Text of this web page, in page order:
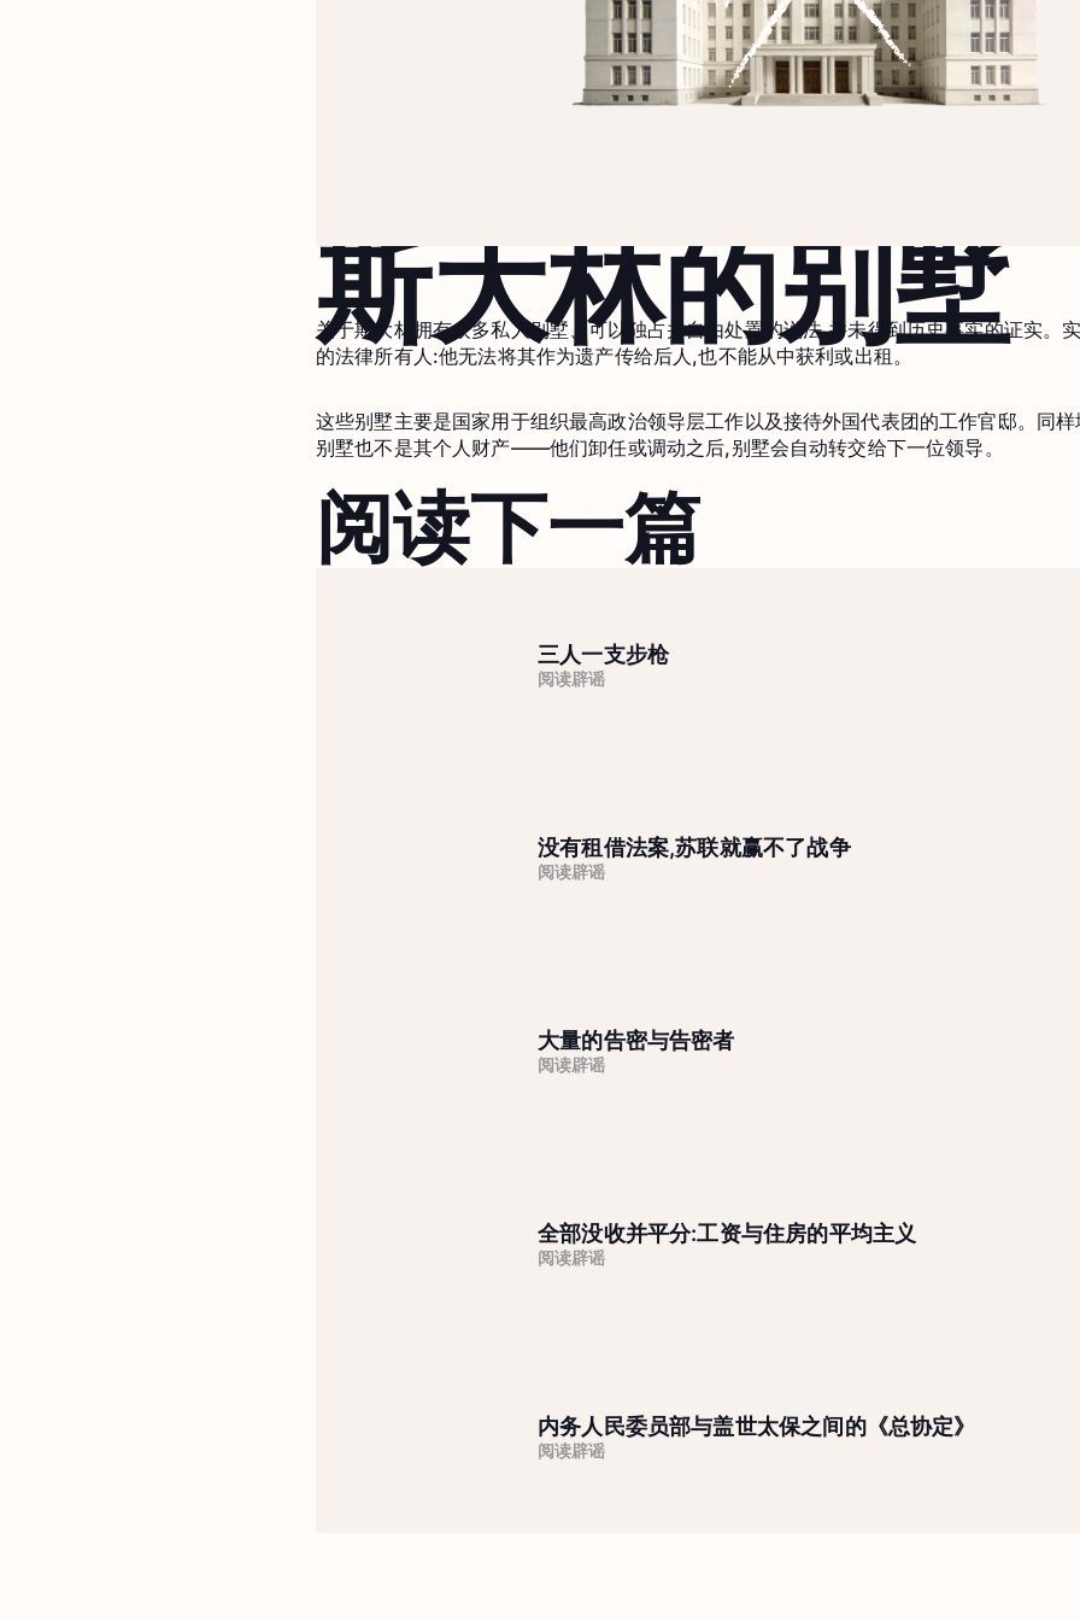
斯大林的别墅
关于斯大林拥有众多私人别墅、可以独占并自由处置的说法,并未得到历史事实的证实。
的法律所有人:他无法将其作为遗产传给后人,也不能从中获利或出租。
这些别墅主要是国家用于组织最高政治领导层工作以及接待外国代表团的工作官邸。同
别墅也不是其个人财产——他们卸任或调动之后,别墅会自动转交给下一位领导。
阅读下一篇
三人一支步枪
阅读辟谣
没有租借法案,苏联就赢不了战争
阅读辟谣
大量的告密与告密者
阅读辟谣
全部没收并平分:工资与住房的平均主义
阅读辟谣
内务人民委员部与盖世太保之间的《总协定》
阅读辟谣